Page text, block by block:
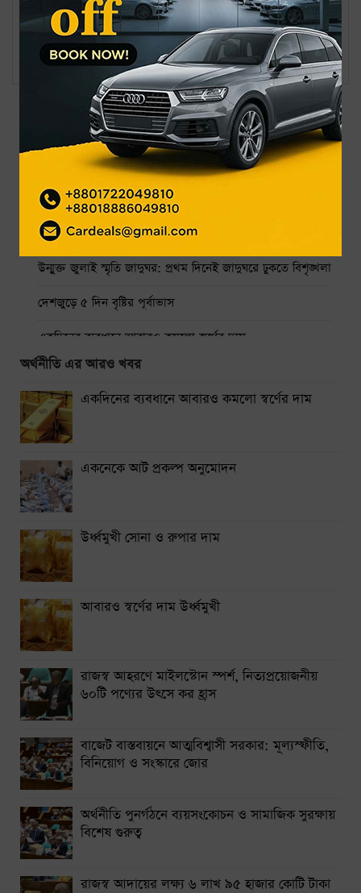
নির্বাচনে কেন্দ্র দখল হলে কেউ ছাড় পাবে না: স্বরাষ্ট্র উপদেষ্টা
৩৩ বিলিয়ন ডলার ছাড়ালো দেশের রিজার্ভ
সর্বশেষ
জনপ্রিয়
নাফ নদ থেকে ৩ জেলেকে ধরে নিয়ে গেছে আরাকান আর্মি
গ্র্যামিতে এখনো সিদ্ধান্তহীন স্ট্রে কিডস
৩ দিনে ফ্রি দেখা যাবে ৬ সিনেমা
উন্মুক্ত জুলাই স্মৃতি জাদুঘর: প্রথম দিনেই জাদুঘরে ঢুকতে বিশৃঙ্খলা
দেশজুড়ে ৫ দিন বৃষ্টির পূর্বাভাস
একদিনের ব্যবধানে আবারও কমলো স্বর্ণের দাম
ঢাকা-ময়মনসিংহ রুটে ট্রেন চলাচল বন্ধ
থাইল্যান্ডে স্কুলে শিক্ষার্থীর বন্দুক হামলায় নিহত ৭
নারায়ণগঞ্জে গ্যাস লিকেজ থেকে অগ্নিকাণ্ডে একই পরিবারের দগ্ধ ৩
সিলেটে দুই বাসের সংঘর্ষে নিহত ৯
অর্থনীতি এর আরও খবর
একদিনের ব্যবধানে আবারও কমলো স্বর্ণের দাম
একনেকে আট প্রকল্প অনুমোদন
উর্ধ্বমুখী সোনা ও রুপার দাম
আবারও স্বর্ণের দাম উর্ধ্বমুখী
রাজস্ব আহরণে মাইলস্টোন স্পর্শ, নিত্যপ্রয়োজনীয়
৬০টি পণ্যের উৎসে কর হ্রাস
বাজেট বাস্তবায়নে আত্মবিশ্বাসী সরকার: মূল্যস্ফীতি,
বিনিয়োগ ও সংস্কারে জোর
অর্থনীতি পুনর্গঠনে ব্যয়সংকোচন ও সামাজিক সুরক্ষায়
বিশেষ গুরুত্ব
রাজস্ব আদায়ের লক্ষ্য ৬ লাখ ৯৫ হাজার কোটি টাকা